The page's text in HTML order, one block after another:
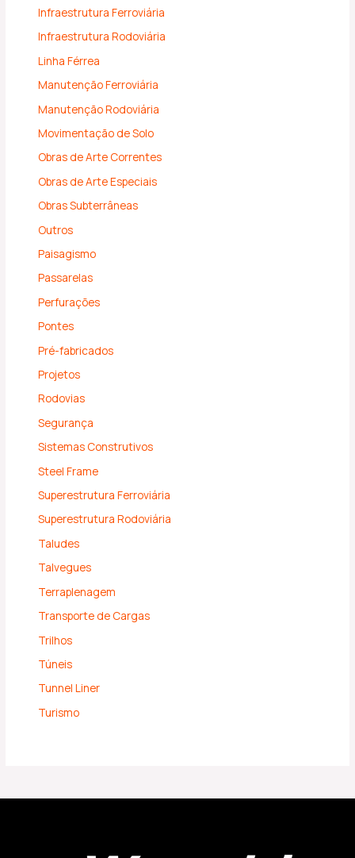
Infraestrutura Ferroviária
Infraestrutura Rodoviária
Linha Férrea
Manutenção Ferroviária
Manutenção Rodoviária
Movimentação de Solo
Obras de Arte Correntes
Obras de Arte Especiais
Obras Subterrâneas
Outros
Paisagismo
Passarelas
Perfurações
Pontes
Pré-fabricados
Projetos
Rodovias
Segurança
Sistemas Construtivos
Steel Frame
Superestrutura Ferroviária
Superestrutura Rodoviária
Taludes
Talvegues
Terraplenagem
Transporte de Cargas
Trilhos
Túneis
Tunnel Liner
Turismo